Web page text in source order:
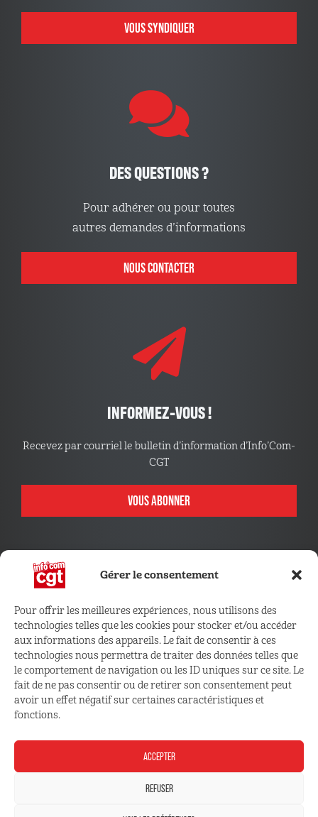
Gérer le consentement
Pour offrir les meilleures expériences, nous utilisons des
technologies telles que les cookies pour stocker et/ou accéder
aux informations des appareils. Le fait de consentir à ces
technologies nous permettra de traiter des données telles que
le comportement de navigation ou les ID uniques sur ce site. Le
fait de ne pas consentir ou de retirer son consentement peut
avoir un effet négatif sur certaines caractéristiques et
fonctions.
ACCEPTER
REFUSER
VOUS SYNDIQUER
DES QUESTIONS ?
Pour adhérer ou pour toutes
autres demandes d’informations
NOUS CONTACTER
INFORMEZ-VOUS !
Recevez par courriel le bulletin d’information d’Info’Com-
CGT
VOUS ABONNER
CONNECTEZ VOUS !
Retrouvez les outils, infos et services qui vous sont
réservés